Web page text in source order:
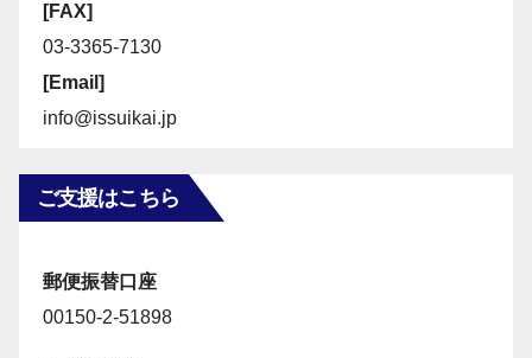
[FAX]
03-3365-7130
[Email]
info@issuikai.jp
ご支援はこちら
郵便振替口座
00150-2-51898